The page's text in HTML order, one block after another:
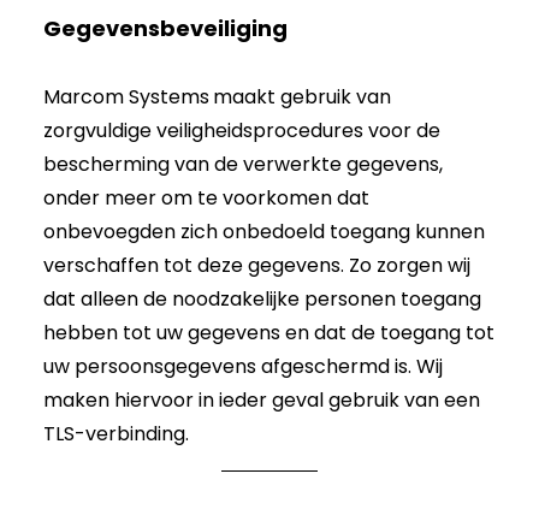
Gegevensbeveiliging
Marcom Systemsmaakt gebruik van
zorgvuldige veiligheidsprocedures voor de
bescherming van de verwerkte gegevens,
onder meer om te voorkomen dat
onbevoegden zich onbedoeld toegang kunnen
verschaffen tot deze gegevens. Zo zorgen wij
dat alleen de noodzakelijke personen toegang
hebben tot uw gegevens en dat de toegang tot
uw persoonsgegevens afgeschermd is. Wij
maken hiervoor in ieder geval gebruik van een
TLS-verbinding.